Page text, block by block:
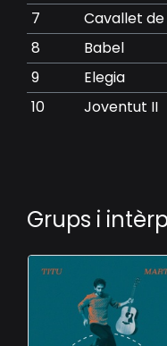
7
Cavallet
8
Babel
9
Elegia
10
Joventut II
Grups i